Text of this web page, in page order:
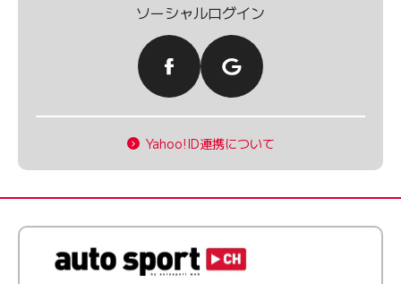
ソーシャルログイン
Yahoo!ID連携について